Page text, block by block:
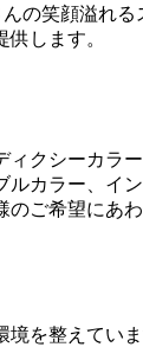
の笑顔溢れる
します。
ィクシーカラ
ルカラー、イ
のご希望にあ
境を整えてい